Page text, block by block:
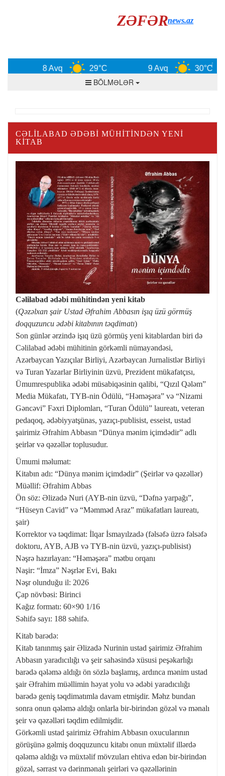
ZƏFƏRnews.az
8 Avq 29°C 9 Avq 30°C
BÖLMƏLƏR
CƏLILABAD ƏDƏBI MÜHITINDƏN YENI
KITAB
Cəlilabad ədəbi mühitindən yeni kitab
(Qəzəlxan şair Ustad Əfrahim Abbasın işıq üzü görmüş
doqquzuncu ədəbi kitabının təqdimatı)
Son günlər ərzində işıq üzü görmüş yeni kitablardan biri də
Cəlilabad ədəbi mühitinin görkəmli nümayəndəsi,
Azərbaycan Yazıçılar Birliyi, Azərbaycan Jurnalistlər Birliyi
və Turan Yazarlar Birliyinin üzvü, Prezident mükafatçısı,
Ümumrespublika ədəbi müsabiqəsinin qalibi, “Qızıl Qələm”
Media Mükafatı, TYB-nin Ödülü, “Həməşəra” və “Nizami
Gəncəvi” Fəxri Diplomları, “Turan Ödülü” laureatı, veteran
pedaqoq, ədəbiyyatşünas, yazıçı-publisist, esseist, ustad
şairimiz Əfrahim Abbasın “Dünya mənim içimdədir” adlı
şeirlər və qəzəllər toplusudur.
Ümumi məlumat:
Kitabın adı: “Dünya mənim içimdədir” (Şeirlər və qəzəllər)
Müəllif: Əfrahim Abbas
Ön söz: Əlizadə Nuri (AYB-nin üzvü, “Dəfnə yarpağı”,
“Hüseyn Cavid” və “Məmməd Araz” mükafatları laureatı,
şair)
Korrektor və təqdimat: İlqar İsmayılzadə (fəlsəfə üzrə fəlsəfə
doktoru, AYB, AJB və TYB-nin üzvü, yazıçı-publisist)
Nəşrə hazırlayan: “Həməşəra” mətbu orqanı
Naşir: “İmza” Nəşrlər Evi, Bakı
Nəşr olunduğu il: 2026
Çap növbəsi: Birinci
Kağız formatı: 60×90 1/16
Səhifə sayı: 188 səhifə.
Kitab barədə:
Kitab tanınmış şair Əlizadə Nurinin ustad şairimiz Əfrahim
Abbasın yaradıcılığı və şeir sahəsində xüsusi peşəkarlığı
barədə qələmə aldığı ön sözlə başlamış, ardınca mənim ustad
şair Əfrahim müəllimin həyat yolu və ədəbi yaradıcılığı
barədə geniş təqdimatımla davam etmişdir. Məhz bundan
sonra onun qələmə aldığı onlarla bir-birindən gözəl və mənalı
şeir və qəzəlləri təqdim edilmişdir.
Görkəmli ustad şairimiz Əfrahim Abbasın oxucularının
görüşünə gəlmiş doqquzuncu kitabı onun müxtəlif illərdə
qələmə aldığı və müxtəlif mövzuları ehtiva edən bir-birindən
gözəl, sərrast və dərinmənalı şeirləri və qəzəllərinin